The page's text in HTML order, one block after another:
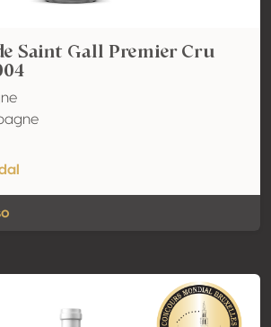
Saint Gall Premier Cru